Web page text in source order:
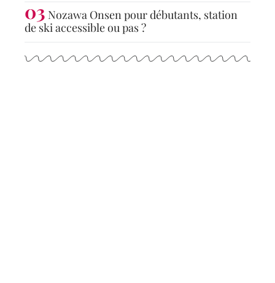
Nozawa Onsen pour débutants, station
de ski accessible ou pas ?